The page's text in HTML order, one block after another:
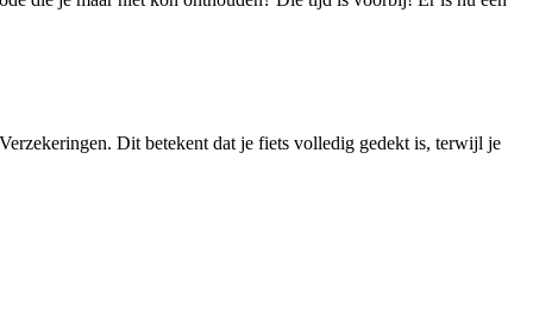
Dit betekent dat je fiets volledig gedekt is, terwijl je